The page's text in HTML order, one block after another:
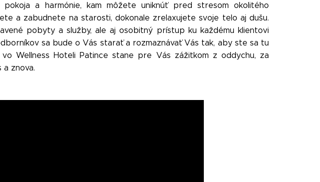
a harmónie, kam môžete uniknúť pred stresom okolitého
a zabudnete na starosti, dokonale zrelaxujete svoje telo aj dušu.
pobyty a služby, ale aj osobitný prístup ku každému klientovi
sa bude o Vás starať a rozmaznávať Vás tak, aby ste sa tu
Wellness Hoteli Patince stane pre Vás zážitkom z oddychu, za
znova.